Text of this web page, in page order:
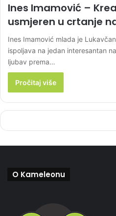
Ines Imamović –
usmjeren u crtanje
Ines Imamović mlada je
ispoljava na jedan interesantan
ljubav prema…
Pročitaj više
O Kameleonu